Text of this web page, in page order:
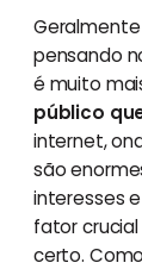
pensando
é muito
público
internet,
são
interesses
fator
certo.